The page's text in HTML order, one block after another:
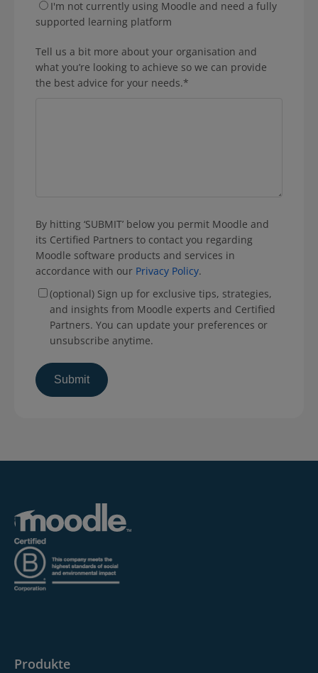
I'm not currently using Moodle and need a fully
supported learning platform
Tell us a bit more about your organisation and
what you’re looking to achieve so we can provide
the best advice for your needs.*
By hitting ‘SUBMIT’ below you permit Moodle and
its Certified Partners to contact you regarding
Moodle software products and services in
accordance with our Privacy Policy.
(optional) Sign up for exclusive tips, strategies,
and insights from Moodle experts and Certified
Partners. You can update your preferences or
unsubscribe anytime.
Produkte